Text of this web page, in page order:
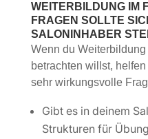
WEITERBILDUNG IM
FRAGEN SOLLTE
SALONINHABER
Wenn du
betrachten willst,
sehr wirkungsvolle
Gibt es in deinem
Strukturen für